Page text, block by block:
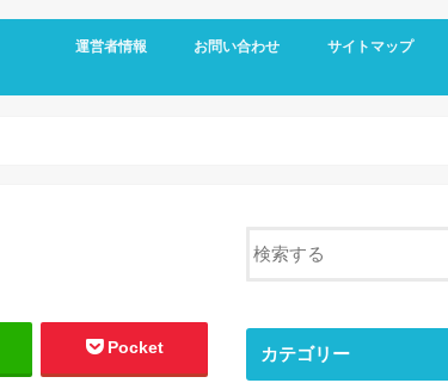
運営者情報 お問い合わせ サイトマップ
Pocket カテゴリー